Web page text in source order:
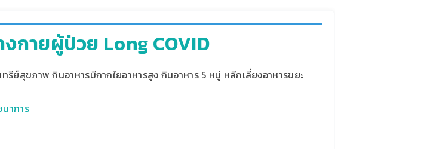
กายผู้ป่วย Long COVID
ย์สุขภาพ กินอาหารมีกากใยอาหารสูง กินอาหาร 5 หมู่ หลีกเลี่ยงอาหารขยะ
นาการ